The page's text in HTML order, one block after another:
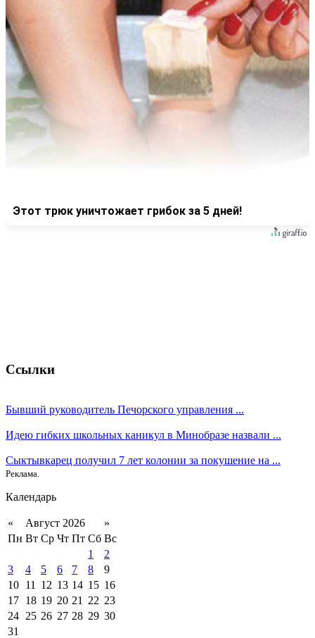
Этот трюк уничтожает грибок за 5 дней!
Ссылки
Бывший руководитель Печорского управления ...
Идею гибких школьных каникул в Минобразе назвали ...
Сыктывкарец получил 7 лет колонии за покушение на ...
Реклама.
Календарь
« Август 2026
»
Пн Вт Ср Чт Пт Сб Вс
1
2
3
4 5 6 7 8
9
10 11 12 13 14 15 16
17 18 19 20 21 22 23
24 25 26 27 28 29 30
31